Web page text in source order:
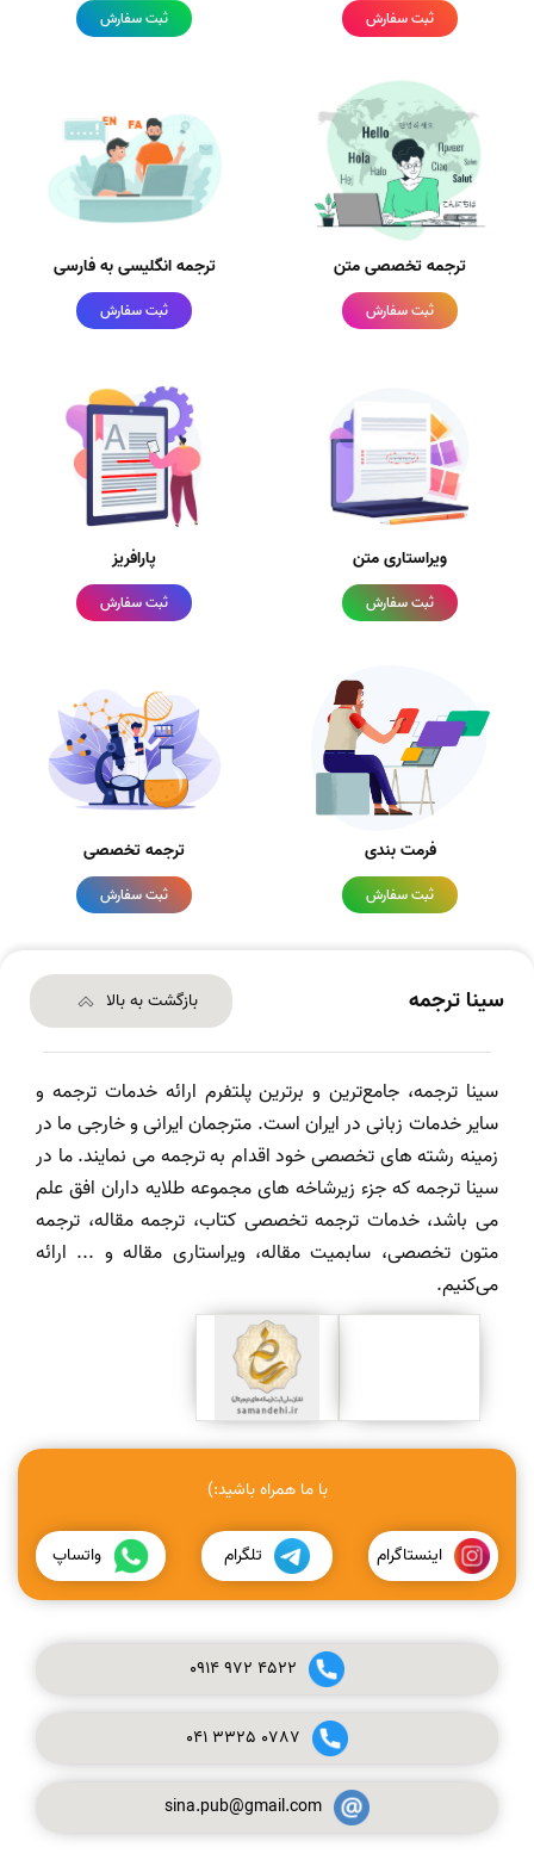
ثبت سفارش ثبت سفارش
ترجمه تخصصی متن
ثبت سفارش
ترجمه انگلیسی به فارسی
ثبت سفارش
ویراستاری متن
ثبت سفارش
پارافریز
ثبت سفارش
فرمت بندی
ثبت سفارش
ترجمه تخصصی
ثبت سفارش
سینا ترجمه بازگشت به بالا
سینا ترجمه، جامع‌ترین و برترین پلتفرم ارائه خدمات ترجمه و
سایر خدمات زبانی در ایران است. مترجمان ایرانی و خارجی ما در
زمینه رشته های تخصصی خود اقدام به ترجمه می نمایند. ما در
سینا ترجمه که جزء زیرشاخه های مجموعه طلایه داران افق علم
می باشد، خدمات ترجمه تخصصی کتاب، ترجمه مقاله، ترجمه
متون تخصصی، سابمیت مقاله، ویراستاری مقاله و ... ارائه
می‌کنیم.
با ما همراه باشید:)
اینستاگرام تلگرام واتساپ
0914972 4522
041 3325 0787
sina.pub@gmail.com